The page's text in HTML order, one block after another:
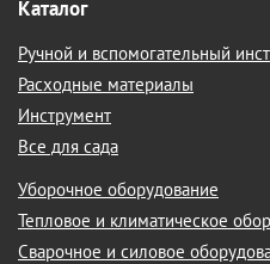
Каталог
Ручной и вспомогательный
Расходные материалы
Инструмент
Все для сада
Уборочное оборудование
Тепловое и климатическое
Сварочное и силовое